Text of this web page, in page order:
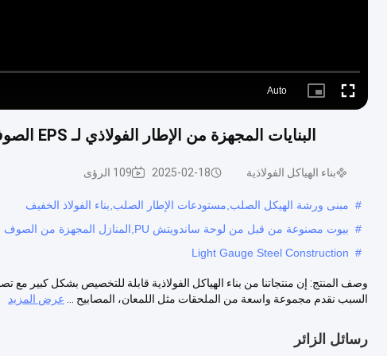
Auto
Picture- Fullscreen
البنايات المجهزة من الإطار الفولاذي لـ EPS الصوف الزجاجي الصوف الصخري لوحة ساندوتش PU
بناء الهياكل الفولاذية 2025-02-18 109 الرؤى
# مبنى ورشة الهيكل الصلب,مستودعات الإطار الصلب,بناء الفولاذ الخفيف
# بيوت مصنوعة من قبل من لوحة ساندويتش PU,المنازل المجهزة من الصوف الزجاجي EPS,منازل مصنوعة من الصوف الصخري
#
Light Gauge Steel Construction
وصف المنتج: إن منتجاتنا من بناء الهياكل الفولاذية قابلة للتخصيص بشكل كبير مع
السبب نقدم مجموعة واسعة من الملحقات مثل اللمعان، المصابيح ...
عرض المزيد
رسائل الزائر